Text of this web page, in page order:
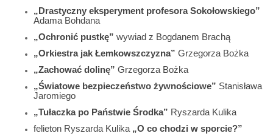
„Drastyczny eksperyment profesora Sokołowskiego”
Adama Bohdana
„Ochronić pustkę” wywiad z Bogdanem Brachą
„Orkiestra jak Łemkowszczyzna” Grzegorza Bożka
„Zachować dolinę” Grzegorza Bożka
„Światowe bezpieczeństwo żywnościowe” Stanisława
Jaromiego
„Tułaczka po Państwie Środka” Ryszarda Kulika
felieton Ryszarda Kulika „O co chodzi w sporcie?”